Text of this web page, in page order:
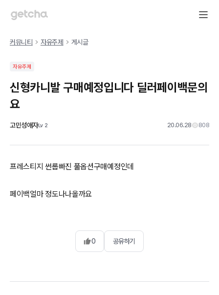
커뮤니티 자유주제 게시글
자유주제
신형카니발 구매예정입니다 딜러페이백문의
요
고민성애자Lv 2 20.06.28 808
프레스티지 썬룹빠진 풀옵션구매예정인데
페이백얼마 정도나나올까요
0 공유하기